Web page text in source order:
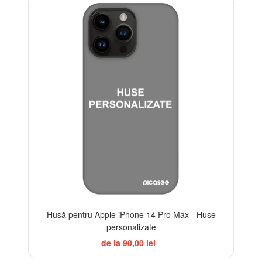
Husă pentru Apple iPhone 14 Pro Max - Huse
personalizate
de la 90,00 lei